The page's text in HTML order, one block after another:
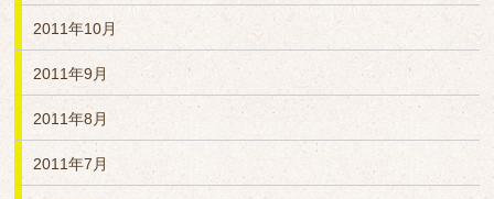
2011年10月
2011年9月
2011年8月
2011年7月